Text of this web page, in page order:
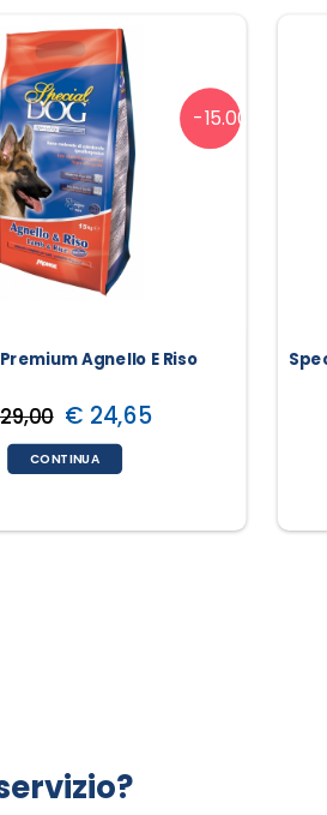
-15.00%
Agnello E Riso
€ 24,65
CONTINUA